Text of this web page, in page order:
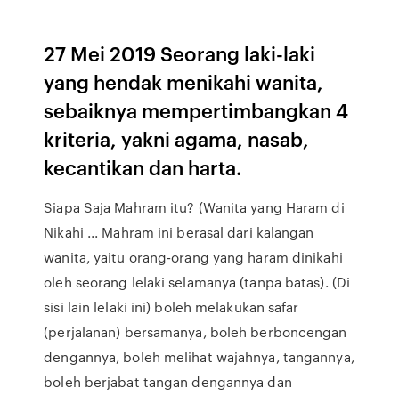
27 Mei 2019 Seorang laki-laki
yang hendak menikahi wanita,
sebaiknya mempertimbangkan 4
kriteria, yakni agama, nasab,
kecantikan dan harta.
Siapa Saja Mahram itu? (Wanita yang Haram di
Nikahi ... Mahram ini berasal dari kalangan
wanita, yaitu orang-orang yang haram dinikahi
oleh seorang lelaki selamanya (tanpa batas). (Di
sisi lain lelaki ini) boleh melakukan safar
(perjalanan) bersamanya, boleh berboncengan
dengannya, boleh melihat wajahnya, tangannya,
boleh berjabat tangan dengannya dan